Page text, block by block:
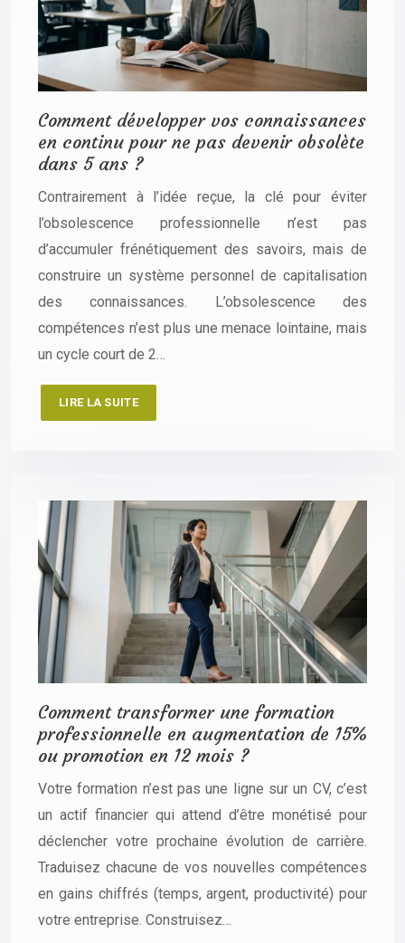
Comment développer vos connaissances
en continu pour ne pas devenir obsolète
dans 5 ans ?
Contrairement à l’idée reçue, la clé pour éviter
l’obsolescence professionnelle n’est pas
d’accumuler frénétiquement des savoirs, mais de
construire un système personnel de capitalisation
des connaissances. L’obsolescence des
compétences n’est plus une menace lointaine, mais
un cycle court de 2…
LIRE LA SUITE
Comment transformer une formation
professionnelle en augmentation de 15%
ou promotion en 12 mois ?
Votre formation n’est pas une ligne sur un CV, c’est
un actif financier qui attend d’être monétisé pour
déclencher votre prochaine évolution de carrière.
Traduisez chacune de vos nouvelles compétences
en gains chiffrés (temps, argent, productivité) pour
votre entreprise. Construisez…